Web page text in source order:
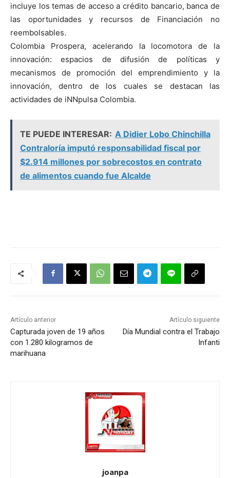
incluye los temas de acceso a crédito bancario, banca de
las oportunidades y recursos de Financiación no
reembolsables.
Colombia Prospera, acelerando la locomotora de la
innovación: espacios de difusión de políticas y
mecanismos de promoción del emprendimiento y la
innovación, dentro de los cuales se destacan las
actividades de iNNpulsa Colombia.
TE PUEDE INTERESAR: A Didier Lobo Chinchilla
Contraloría imputó responsabilidad fiscal por
$2.914 millones por sobrecostos en contrato
de alimentos cuando fue Alcalde
Artículo anterior
Capturada joven de 19 años
con 1.280 kilogramos de
marihuana
Artículo siguiente
Día Mundial contra el Trabajo
Infanti
joanpa